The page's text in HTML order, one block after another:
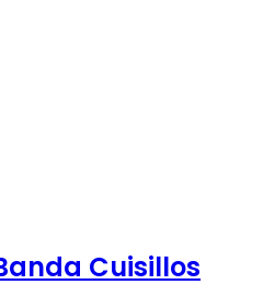
Cuisillos